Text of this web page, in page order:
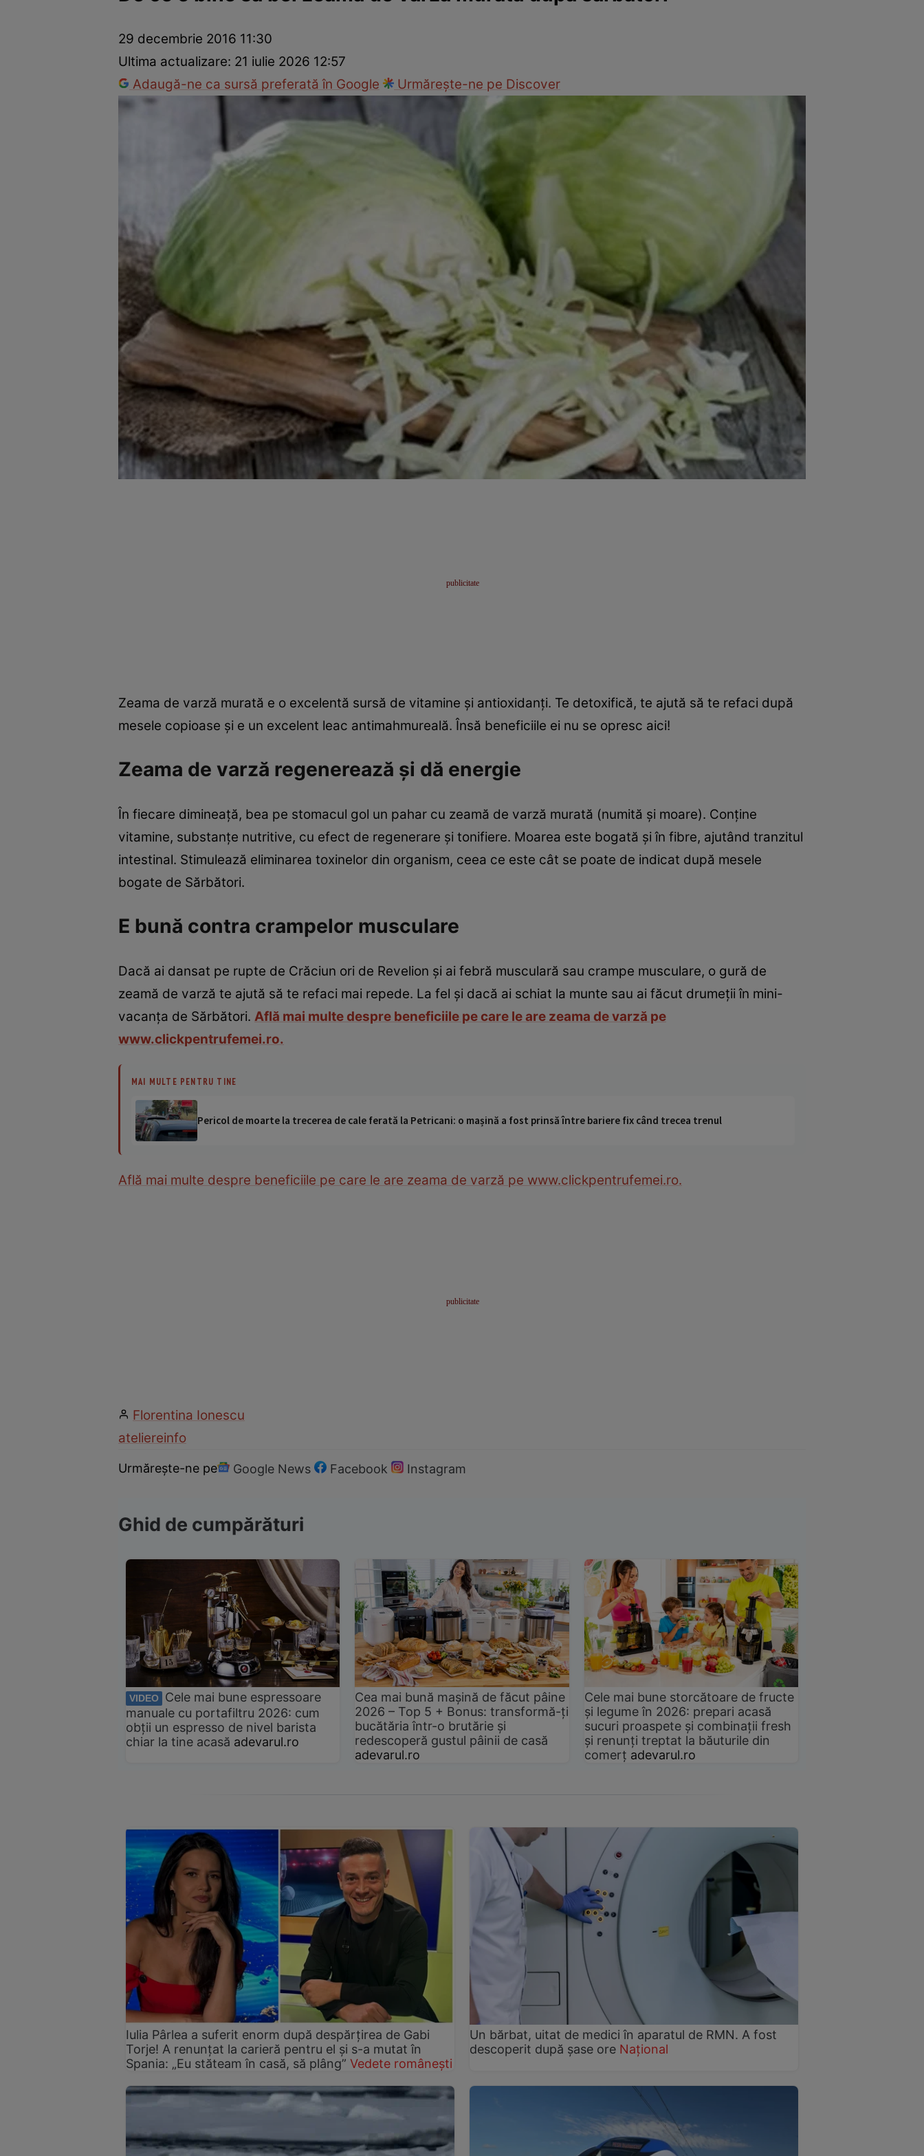
Mâncăruri rapide Rețete cu legume
29 decembrie 2016 11:30
Ultima actualizare: 21 iulie 2026 12:57
Adaugă-ne ca sursă preferată în Google
Urmărește-ne pe Discover
Zeama de varză murată e o excelentă sursă de vitamine şi antioxidanţi. Te detoxifică, te ajută să te refaci după
mesele copioase şi e un excelent leac antimahmureală. Însă beneficiile ei nu se opresc aici!
Zeama de varză regenerează şi dă energie
În fiecare dimineaţă, bea pe stomacul gol un pahar cu zeamă de varză murată (numită şi moare). Conţine
vitamine, substanţe nutritive, cu efect de regenerare şi tonifiere. Moarea este bogată şi în fibre, ajutând tranzitul
intestinal. Stimulează eliminarea toxinelor din organism, ceea ce este cât se poate de indicat după mesele
bogate de Sărbători.
E bună contra crampelor musculare
Dacă ai dansat pe rupte de Crăciun ori de Revelion şi ai febră musculară sau crampe musculare, o gură de
zeamă de varză te ajută să te refaci mai repede. La fel şi dacă ai schiat la munte sau ai făcut drumeţii în mini-
vacanţa de Sărbători. Află mai multe despre beneficiile pe care le are zeama de varză pe
www.clickpentrufemei.ro.
MAI MULTE PENTRU TINE
Pericol de moarte la trecerea de cale ferată la Petricani: o mașină a fost prinsă între bariere fix când trecea trenul
Află mai multe despre beneficiile pe care le are zeama de varză pe www.clickpentrufemei.ro.
Florentina Ionescu
ateliereinfo
Urmărește-ne pe Google News Facebook Instagram
Ghid de cumpărături
VIDEO
Cele mai bune espressoare
manuale cu portafiltru 2026: cum
obții un espresso de nivel barista
chiar la tine acasă adevarul.ro
Cea mai bună mașină de făcut pâine
2026 – Top 5 + Bonus: transformă-ți
bucătăria într-o brutărie și
redescoperă gustul pâinii de casă
adevarul.ro
Cele mai bune storcătoare de fructe
și legume în 2026: prepari acasă
sucuri proaspete și combinații fresh
și renunți treptat la băuturile din
comerț adevarul.ro
Iulia Pârlea a suferit enorm după despărțirea de Gabi
Torje! A renunțat la carieră pentru el și s-a mutat în
Spania: „Eu stăteam în casă, să plâng” Vedete românești
Un bărbat, uitat de medici în aparatul de RMN. A fost
descoperit după șase ore Național